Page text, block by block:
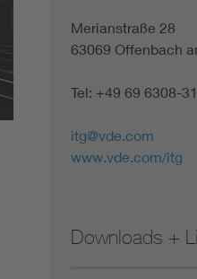
Merianstraße 28
63069 Offenbach
Tel: +49 69 6308-
itg@vde.com
www.vde.com/itg
Downloads +